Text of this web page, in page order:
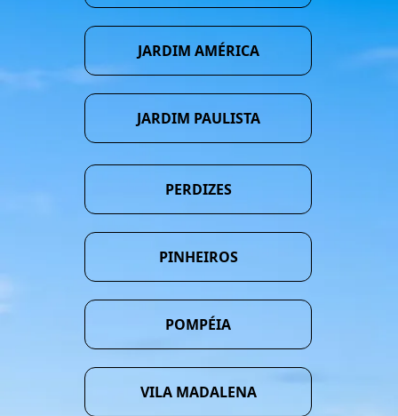
JARDIM AMÉRICA
JARDIM PAULISTA
PERDIZES
PINHEIROS
POMPÉIA
VILA MADALENA